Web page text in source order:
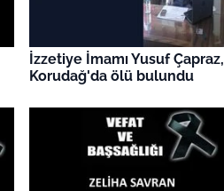
İzzetiye İmamı Yusuf Çapraz,
Korudağ'da ölü bulundu